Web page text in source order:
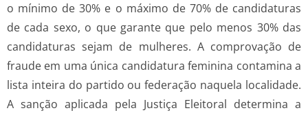
o mínimo de 30% e o máximo de 70% de candidaturas
de cada sexo, o que garante que pelo menos 30% das
candidaturas sejam de mulheres. A comprovação de
fraude em uma única candidatura feminina contamina a
lista inteira do partido ou federação naquela localidade.
A sanção aplicada pela Justiça Eleitoral determina a